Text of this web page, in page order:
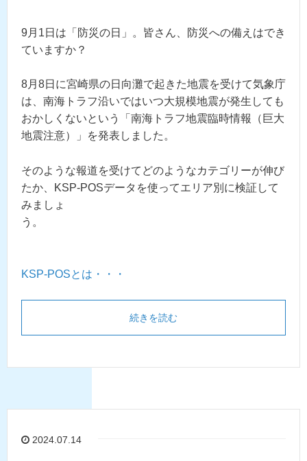
9月1日は「防災の日」。皆さん、防災への備えはでき
ていますか？
8月8日に宮崎県の日向灘で起きた地震を受けて気象庁
は、南海トラフ沿いではいつ大規模地震が発生しても
おかしくないという「南海トラフ地震臨時情報（巨大
地震注意）」を発表しました。
そのような報道を受けてどのようなカテゴリーが伸び
たか、
KSP-POSデータを使ってエリア別に検証して
みましょ
う。
KSP-POSとは・・・
続きを読む
2024.07.14